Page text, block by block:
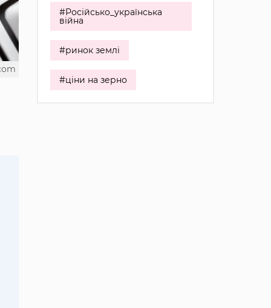
#Російсько_українська
війна
#ринок землі
#ціни на зерно